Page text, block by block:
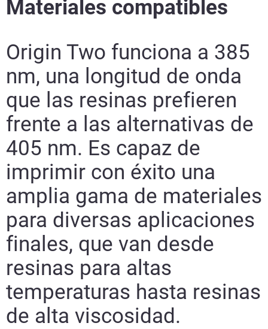
Seguir leyendo
Leer más
Materiales compatibles
Origin Two funciona a 385
nm, una longitud de onda
que las resinas prefieren
frente a las alternativas de
405 nm. Es capaz de
imprimir con éxito una
amplia gama de materiales
para diversas aplicaciones
finales, que van desde
resinas para altas
temperaturas hasta resinas
de alta viscosidad.